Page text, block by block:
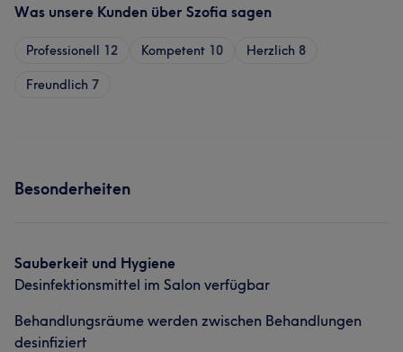
Was unsere Kunden über Szofia sagen
Professionell 12 Kompetent 10 Herzlich 8
Freundlich 7
Besonderheiten
Sauberkeit und Hygiene
Desinfektionsmittel im Salon verfügbar
Behandlungsräume werden zwischen Behandlungen
desinfiziert